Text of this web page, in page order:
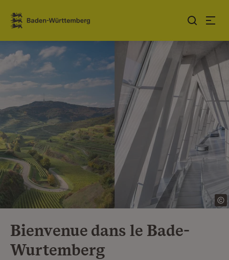
Sauter au contenu
Link zur Startseite
Bienvenue dans le Bade-
Wurtemberg